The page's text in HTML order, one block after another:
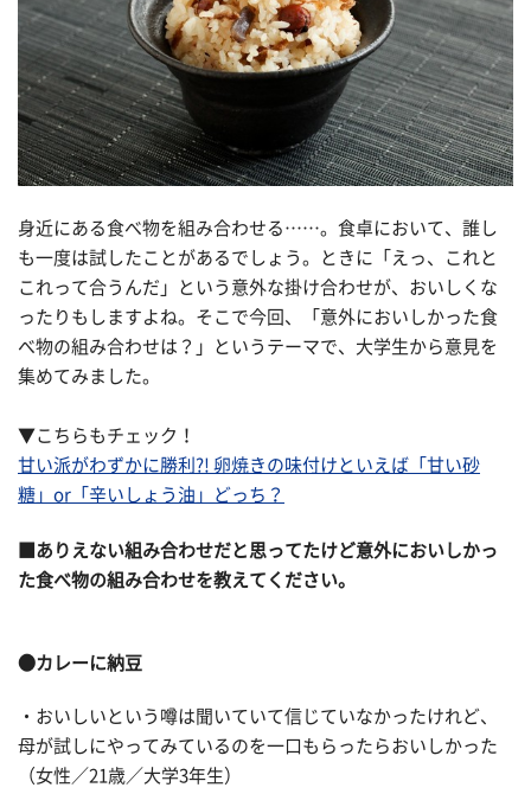
身近にある食べ物を組み合わせる……。食卓において、誰し
も一度は試したことがあるでしょう。ときに「えっ、これと
これって合うんだ」という意外な掛け合わせが、おいしくな
ったりもしますよね。そこで今回、「意外においしかった食
べ物の組み合わせは？」というテーマで、大学生から意見を
集めてみました。
▼こちらもチェック！
甘い派がわずかに勝利?! 卵焼きの味付けといえば「甘い砂
糖」or「辛いしょう油」どっち？
■ありえない組み合わせだと思ってたけど意外においしかっ
た食べ物の組み合わせを教えてください。
●カレーに納豆
・おいしいという噂は聞いていて信じていなかったけれど、
母が試しにやってみているのを一口もらったらおいしかった
（女性／21歳／大学3年生）